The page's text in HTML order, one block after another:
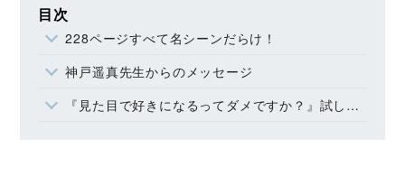
目次
228ページすべて名シーンだらけ！
神戸遥真先生からのメッセージ
『見た目で好きになるってダメですか？』試し読み